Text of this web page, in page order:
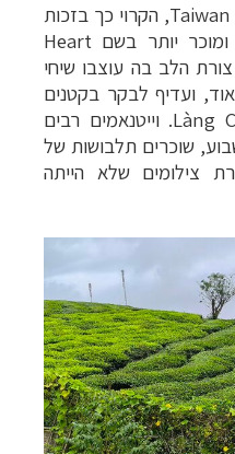
, הקרוי כך בזכות
יותר בשם Heart
הלב בה עוצבו שיחי
ועדיף לבקר בקטנים
Làng. וייטנאמים רבים
שוכרים תלבושות של
צילומים שלא הייתה